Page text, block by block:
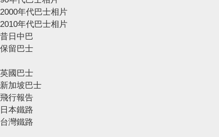
2000年代巴士相片
2010年代巴士相片
昔日中巴
保留巴士
英國巴士
新加坡巴士
飛行報告
日本鐵路
台灣鐵路